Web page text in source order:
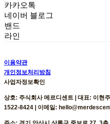
카카오톡
네이버 블로그
밴드
라인
이용약관
개인정보처리방침
사업자정보확인
상호: 주식회사 메르디센트 | 대표: 이현
1522-8424 | 이메일: